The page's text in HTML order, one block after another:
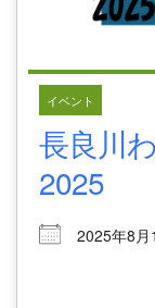
イベント
長良川
2025
2025年8